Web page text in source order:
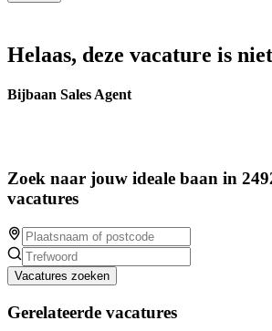
Helaas, deze vacature is
Bijbaan Sales Agent
Zoek naar jouw ideale baan in
vacatures
Vacatures zoeken
Gerelateerde vacatures